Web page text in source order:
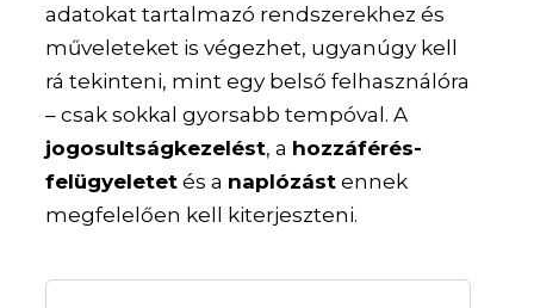
adatokat tartalmazó rendszerekhez és
műveleteket is végezhet, ugyanúgy kell
rá tekinteni, mint egy belső felhasználóra
– csak sokkal gyorsabb tempóval. A
jogosultságkezelést, a hozzáférés-
felügyeletet és a naplózást ennek
megfelelően kell kiterjeszteni.